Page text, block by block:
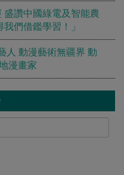
盛讚中國綠電及智能農
們借鑑學習！」
人 動漫藝術無疆界 動
漫畫家